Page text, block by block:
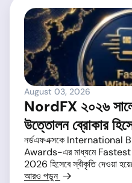
August 03, 2026
NordFX ২০২৬
উত্তোলন ব্রোকার
নর্ডএফএক্সকে International
Awards-এর মাধ্যমে
2026 হিসেবে স্বীকৃতি দেওয়া
আরও পড়ুন